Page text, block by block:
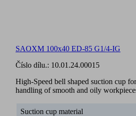
SAOXM 100x40 ED-85 G1/4-IG
Číslo dílu.: 10.01.24.00015
High-Speed bell shaped suction cup
handling of smooth and oily
Suction cup material